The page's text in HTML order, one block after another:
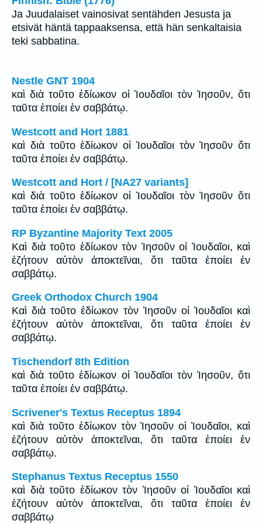
Ja Juudalaiset vainosivat sentähden Jesusta ja
etsivät häntä tappaaksensa, että hän senkaltaisia
teki sabbatina.
Nestle GNT 1904
καὶ διὰ τοῦτο ἐδίωκον οἱ Ἰουδαῖοι τὸν Ἰησοῦν, ὅτι
ταῦτα ἐποίει ἐν σαββάτῳ.
Westcott and Hort 1881
καὶ διὰ τοῦτο ἐδίωκον οἱ Ἰουδαῖοι τὸν Ἰησοῦν ὅτι
ταῦτα ἐποίει ἐν σαββάτῳ.
Westcott and Hort / [NA27 variants]
καὶ διὰ τοῦτο ἐδίωκον οἱ Ἰουδαῖοι τὸν Ἰησοῦν ὅτι
ταῦτα ἐποίει ἐν σαββάτῳ.
RP Byzantine Majority Text 2005
Καὶ διὰ τοῦτο ἐδίωκον τὸν Ἰησοῦν οἱ Ἰουδαῖοι, καὶ
ἐζήτουν αὐτὸν ἀποκτεῖναι, ὅτι ταῦτα ἐποίει ἐν
σαββάτῳ.
Greek Orthodox Church 1904
Καὶ διὰ τοῦτο ἐδίωκον τὸν Ἰησοῦν οἱ Ἰουδαῖοι καὶ
ἐζήτουν αὐτὸν ἀποκτεῖναι, ὅτι ταῦτα ἐποίει ἐν
σαββάτῳ.
Tischendorf 8th Edition
καὶ διὰ τοῦτο ἐδίωκον οἱ Ἰουδαῖοι τὸν Ἰησοῦν, ὅτι
ταῦτα ἐποίει ἐν σαββάτῳ.
Scrivener's Textus Receptus 1894
καὶ διὰ τοῦτο ἐδίωκον τὸν Ἰησοῦν οἱ Ἰουδαῖοι, καὶ
ἐζήτουν αὐτὸν ἀποκτεῖναι, ὅτι ταῦτα ἐποίει ἐν
σαββάτῳ.
Stephanus Textus Receptus 1550
καὶ διὰ τοῦτο ἐδίωκον τὸν Ἰησοῦν οἱ Ἰουδαῖοι καὶ
ἐζήτουν αὐτὸν ἀποκτεῖναι, ὅτι ταῦτα ἐποίει ἐν
σαββάτῳ